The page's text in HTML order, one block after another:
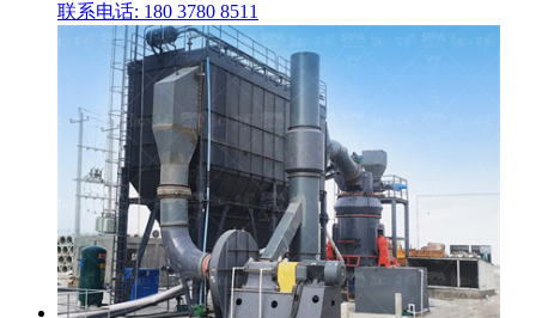
联系电话: 180 3780 8511